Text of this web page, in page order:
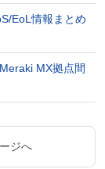
EoL情報まとめ
MX拠点間
ジへ